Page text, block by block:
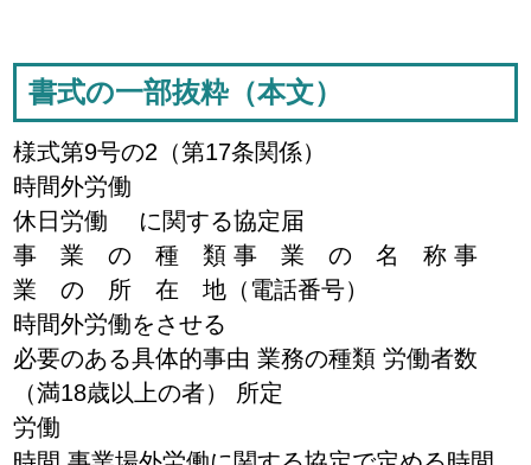
書式の一部抜粋（本文）
様式第9号の2（第17条関係）
時間外労働
休日労働 に関する協定届
事 業 の 種 類 事 業 の 名 称 事
業 の 所 在 地（電話番号）
時間外労働をさせる
必要のある具体的事由 業務の種類 労働者数
（満18歳以上の者） 所定
労働